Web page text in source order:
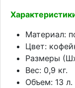
Материал:
Цвет:
Размеры
Вес: 0,9 кг.
Объем: 13 л.